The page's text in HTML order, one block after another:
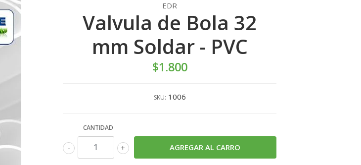
EDR
Valvula de Bola 32
mm Soldar - PVC
$1.800
SKU: 1006
CANTIDAD
+
-